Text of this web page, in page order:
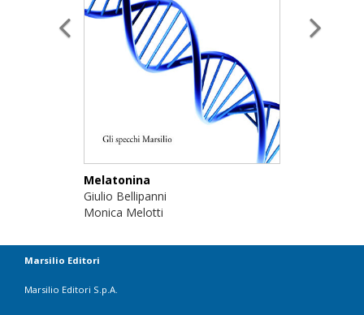
Melatonina
Giulio Bellipanni
Monica Melotti
Marsilio Editori
Marsilio Editori S.p.A.